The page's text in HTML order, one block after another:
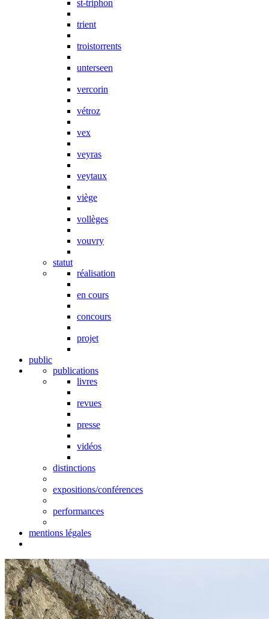
st-triphon
trient
troistorrents
unterseen
vercorin
vétroz
vex
veyras
veytaux
viège
vollèges
vouvry
statut
réalisation
en cours
concours
projet
public
publications
livres
revues
presse
vidéos
distinctions
expositions/conférences
performances
mentions légales